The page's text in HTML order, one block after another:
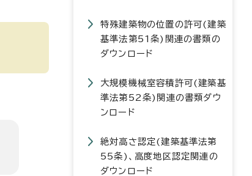
特殊建築物の位置の許可(建築
基準法第51条)関連の書類の
ダウンロード
大規模機械室容積許可(建築基
準法第52条)関連の書類ダウ
ンロード
絶対高さ認定(建築基準法第
55条)、高度地区認定関連の
ダウンロード